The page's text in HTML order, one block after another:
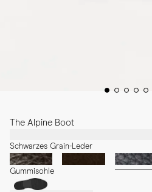
The Alpine Boot
Schwarzes Grain-Leder
Gummisohle